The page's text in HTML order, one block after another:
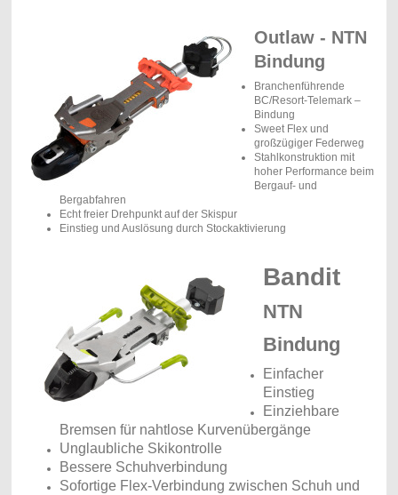
Outlaw - NTN
Bindung
Branchenführende
BC/Resort-Telemark –
Bindung
Sweet Flex und
großzügiger Federweg
Stahlkonstruktion mit
hoher Performance beim
Bergauf- und
Bergabfahren
Echt freier Drehpunkt auf der Skispur
Einstieg und Auslösung durch Stockaktivierung
Bandit
NTN
Bindung
Einfacher
Einstieg
Einziehbare
Bremsen für nahtlose Kurvenübergänge
Unglaubliche Skikontrolle
Bessere Schuhverbindung
Sofortige Flex-Verbindung zwischen Schuh und